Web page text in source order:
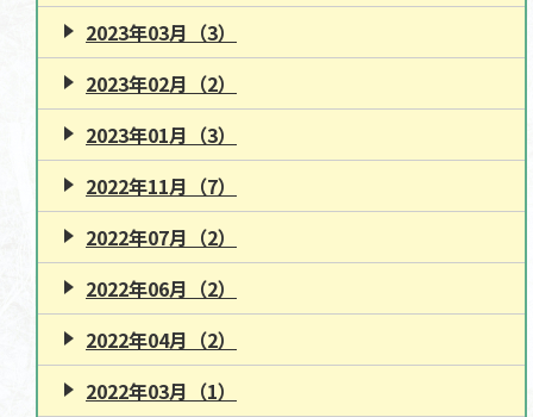
2023年03月（3）
2023年02月（2）
2023年01月（3）
2022年11月（7）
2022年07月（2）
2022年06月（2）
2022年04月（2）
2022年03月（1）